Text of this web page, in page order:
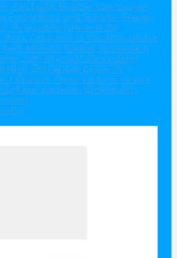
Die Laser Beamer überzeugen
Farbbrillanz und Schärfe. Freuen
Ihre Lieblingsfilme in der
Ihres Zuhauses in Kinoatmosphäre
kleinere Räume verwandeln
zum Kinosaal. Besonderer
Sich aktuell Laser-TV
Beamer. Diese zaubern riesige
Zoll aus kürzester Entfernung.